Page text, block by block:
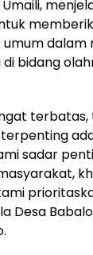
dalam
bidang
sadar
Desa